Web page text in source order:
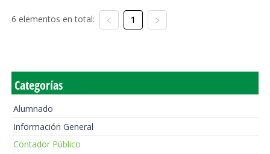
6 elementos en total: 1
Categorías
Alumnado
Información General
Contador Público